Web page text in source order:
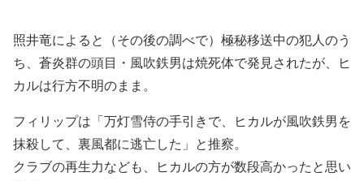
照井竜によると（その後の調べで）極秘移送中の犯人のう
ち、蒼炎群の頭目・風吹鉄男は焼死体で発見されたが、ヒ
カルは行方不明のまま。
フィリップは「万灯雪侍の手引きで、ヒカルが風吹鉄男を
抹殺して、裏風都に逃亡した」と推察。
クラブの再生力なども、ヒカルの方が数段高かったと思い